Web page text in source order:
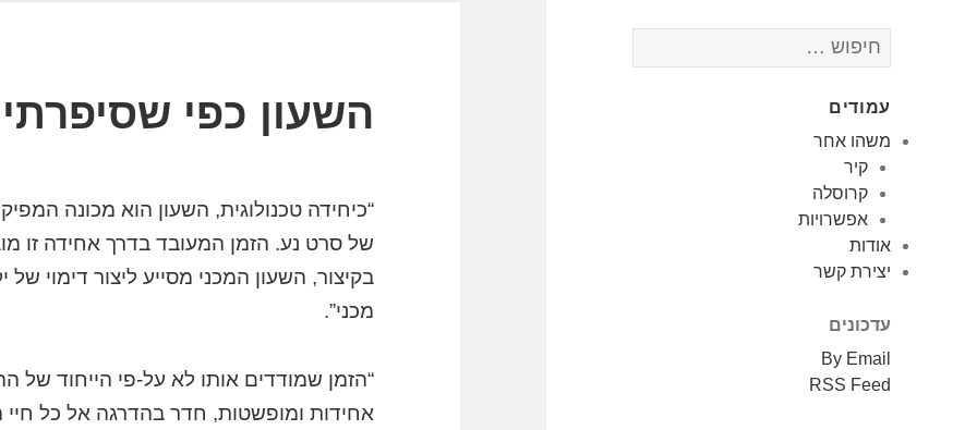
חיפוש:
עמודים
משהו אחר
קיר
קרוסלה
אפשרויות
אודות
יצירת קשר
עדכונים
By Email
RSS Feed
השעון כפי
“כיחידה טכנולוגית, השעון הוא מכונה
של סרט נע. הזמן המעובד בדרך אחידה זו
בקיצור, השעון המכני מסייע ליצור דימוי
מכני”.
“הזמן שמודדים אותו לא על-פי הייחוד של
אחידות ומופשטות, חדר בהדרגה אל כל חיי